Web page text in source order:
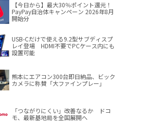
【今日から】最大30％ポイント還元！
PayPay自治体キャンペーン 2026年8月
開始分
USB-Cだけで使える9.2型サブディスプ
レイ登場 HDMI不要でPCケース内にも
設置可能
熊本にエアコン300台即日納品、ビック
カメラに称賛「大ファインプレー」
「つながりにくい」改善なるか ドコ
モ、最新基地局を全国展開へ